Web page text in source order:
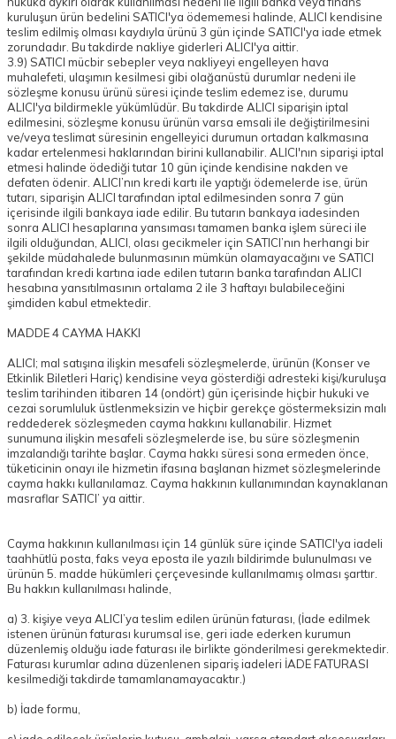
kuruluşun ürün bedelini SATICI'ya ödememesi halinde, ALICI kendisine
teslim edilmiş olması kaydıyla ürünü 3 gün içinde SATICI'ya iade etmek
zorundadır. Bu takdirde nakliye giderleri ALICI'ya aittir.
3.9) SATICI mücbir sebepler veya nakliyeyi engelleyen hava
muhalefeti, ulaşımın kesilmesi gibi olağanüstü durumlar nedeni ile
sözleşme konusu ürünü süresi içinde teslim edemez ise, durumu
ALICI'ya bildirmekle yükümlüdür. Bu takdirde ALICI siparişin iptal
edilmesini, sözleşme konusu ürünün varsa emsali ile değiştirilmesini
ve/veya teslimat süresinin engelleyici durumun ortadan kalkmasına
kadar ertelenmesi haklarından birini kullanabilir. ALICI'nın siparişi iptal
etmesi halinde ödediği tutar 10 gün içinde kendisine nakden ve
defaten ödenir. ALICI’nın kredi kartı ile yaptığı ödemelerde ise, ürün
tutarı, siparişin ALICI tarafından iptal edilmesinden sonra 7 gün
içerisinde ilgili bankaya iade edilir. Bu tutarın bankaya iadesinden
sonra ALICI hesaplarına yansıması tamamen banka işlem süreci ile
ilgili olduğundan, ALICI, olası gecikmeler için SATICI’nın herhangi bir
şekilde müdahalede bulunmasının mümkün olamayacağını ve SATICI
tarafından kredi kartına iade edilen tutarın banka tarafından ALICI
hesabına yansıtılmasının ortalama 2 ile 3 haftayı bulabileceğini
şimdiden kabul etmektedir.
MADDE 4 CAYMA HAKKI
ALICI; mal satışına ilişkin mesafeli sözleşmelerde, ürünün (Konser ve
Etkinlik Biletleri Hariç) kendisine veya gösterdiği adresteki kişi/kuruluşa
teslim tarihinden itibaren 14 (ondört) gün içerisinde hiçbir hukuki ve
cezai sorumluluk üstlenmeksizin ve hiçbir gerekçe göstermeksizin malı
reddederek sözleşmeden cayma hakkını kullanabilir. Hizmet
sunumuna ilişkin mesafeli sözleşmelerde ise, bu süre sözleşmenin
imzalandığı tarihte başlar. Cayma hakkı süresi sona ermeden önce,
tüketicinin onayı ile hizmetin ifasına başlanan hizmet sözleşmelerinde
cayma hakkı kullanılamaz. Cayma hakkının kullanımından kaynaklanan
masraflar SATICI’ ya aittir.
Cayma hakkının kullanılması için 14 günlük süre içinde SATICI'ya iadeli
taahhütlü posta, faks veya eposta ile yazılı bildirimde bulunulması ve
ürünün 5. madde hükümleri çerçevesinde kullanılmamış olması şarttır.
Bu hakkın kullanılması halinde,
a) 3. kişiye veya ALICI’ya teslim edilen ürünün faturası, (İade edilmek
istenen ürünün faturası kurumsal ise, geri iade ederken kurumun
düzenlemiş olduğu iade faturası ile birlikte gönderilmesi gerekmektedir.
Faturası kurumlar adına düzenlenen sipariş iadeleri İADE FATURASI
kesilmediği takdirde tamamlanamayacaktır.)
b) İade formu,